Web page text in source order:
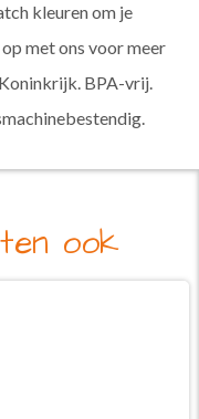
kleuren om je
met ons voor meer
BPA-vrij.
ook